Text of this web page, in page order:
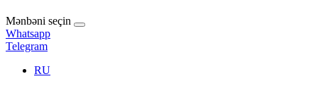
Mənbəni seçin
Whatsapp
Telegram
RU